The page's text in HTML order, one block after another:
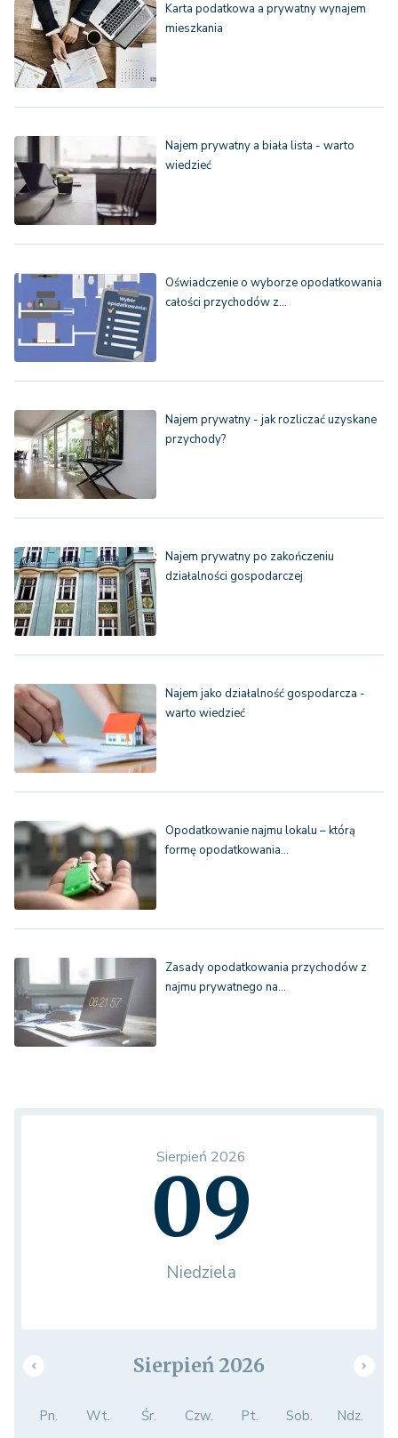
Karta podatkowa a prywatny wynajem
mieszkania
Najem prywatny a biała lista - warto
wiedzieć
Oświadczenie o wyborze opodatkowania
całości przychodów z…
Najem prywatny - jak rozliczać uzyskane
przychody?
Najem prywatny po zakończeniu
działalności gospodarczej
Najem jako działalność gospodarcza -
warto wiedzieć
Opodatkowanie najmu lokalu – którą
formę opodatkowania…
Zasady opodatkowania przychodów z
najmu prywatnego na…
Sierpień 2026
09
Niedziela
Sierpień 2026
Pn. Wt. Śr. Czw. Pt. Sob. Ndz.